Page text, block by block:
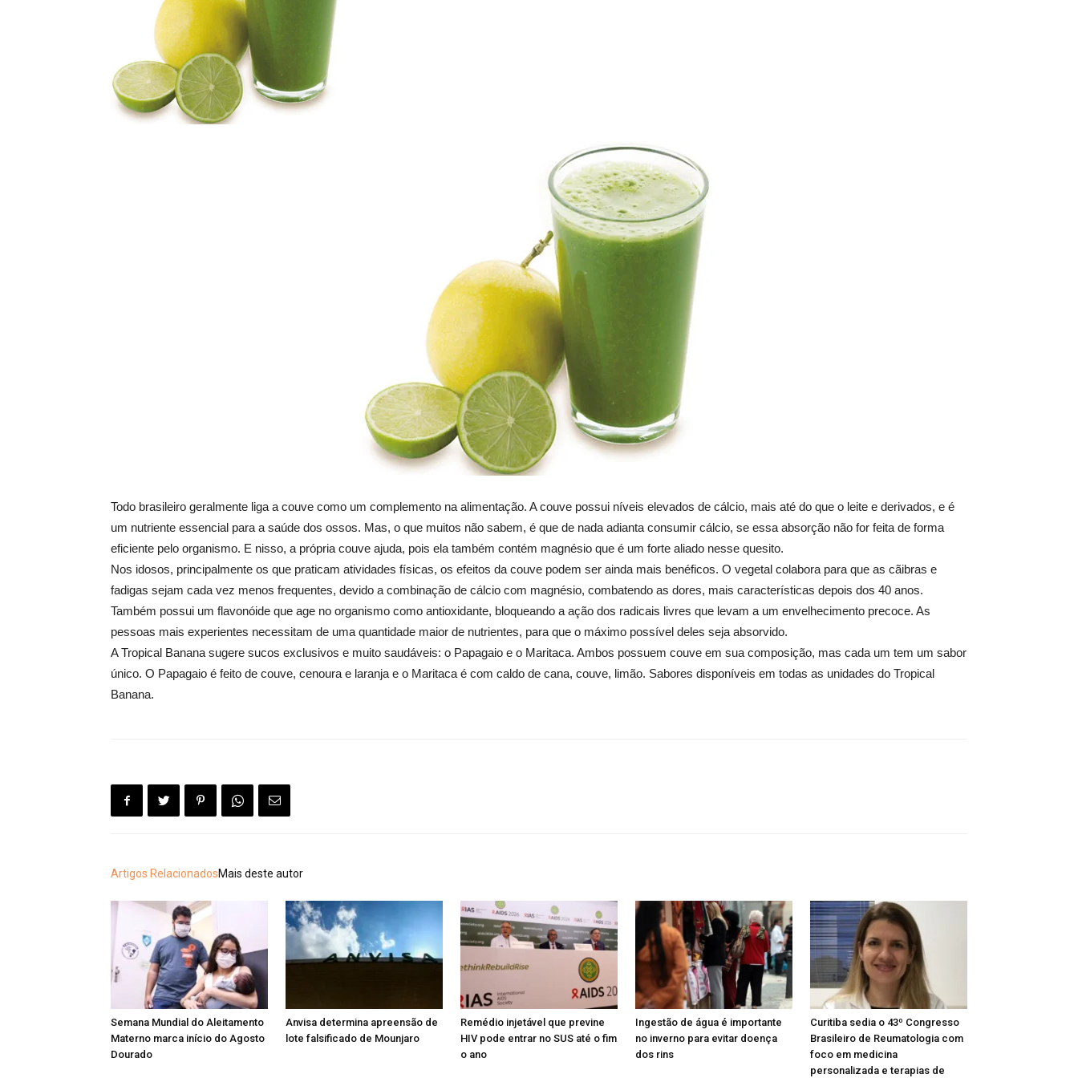
Todo brasileiro geralmente liga a couve como um complemento na alimentação. A couve possui níveis elevados de cálcio, mais até do que o leite e derivados, e é
um nutriente essencial para a saúde dos ossos. Mas, o que muitos não sabem, é que de nada adianta consumir cálcio, se essa absorção não for feita de forma
eficiente pelo organismo. E nisso, a própria couve ajuda, pois ela também contém magnésio que é um forte aliado nesse quesito.
Nos idosos, principalmente os que praticam atividades físicas, os efeitos da couve podem ser ainda mais benéficos. O vegetal colabora para que as cãibras e
fadigas sejam cada vez menos frequentes, devido a combinação de cálcio com magnésio, combatendo as dores, mais características depois dos 40 anos.
Também possui um flavonóide que age no organismo como antioxidante, bloqueando a ação dos radicais livres que levam a um envelhecimento precoce. As
pessoas mais experientes necessitam de uma quantidade maior de nutrientes, para que o máximo possível deles seja absorvido.
A Tropical Banana sugere sucos exclusivos e muito saudáveis: o Papagaio e o Maritaca. Ambos possuem couve em sua composição, mas cada um tem um sabor
único. O Papagaio é feito de couve, cenoura e laranja e o Maritaca é com caldo de cana, couve, limão. Sabores disponíveis em todas as unidades do Tropical
Banana.
Artigos RelacionadosMais deste autor
Semana Mundial do Aleitamento
Materno marca início do Agosto
Dourado
Anvisa determina apreensão de
lote falsificado de Mounjaro
Remédio injetável que previne
HIV pode entrar no SUS até o fim
o ano
Ingestão de água é importante
no inverno para evitar doença
dos rins
Curitiba sedia o 43º Congresso
Brasileiro de Reumatologia com
foco em medicina
personalizada e terapias de